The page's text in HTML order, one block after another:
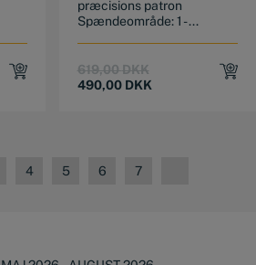
præcisions patron
Spændeområde: 1 - ...
619,00DKKOriginal
price
490,00 DKK
Current
price
4 5 6 7